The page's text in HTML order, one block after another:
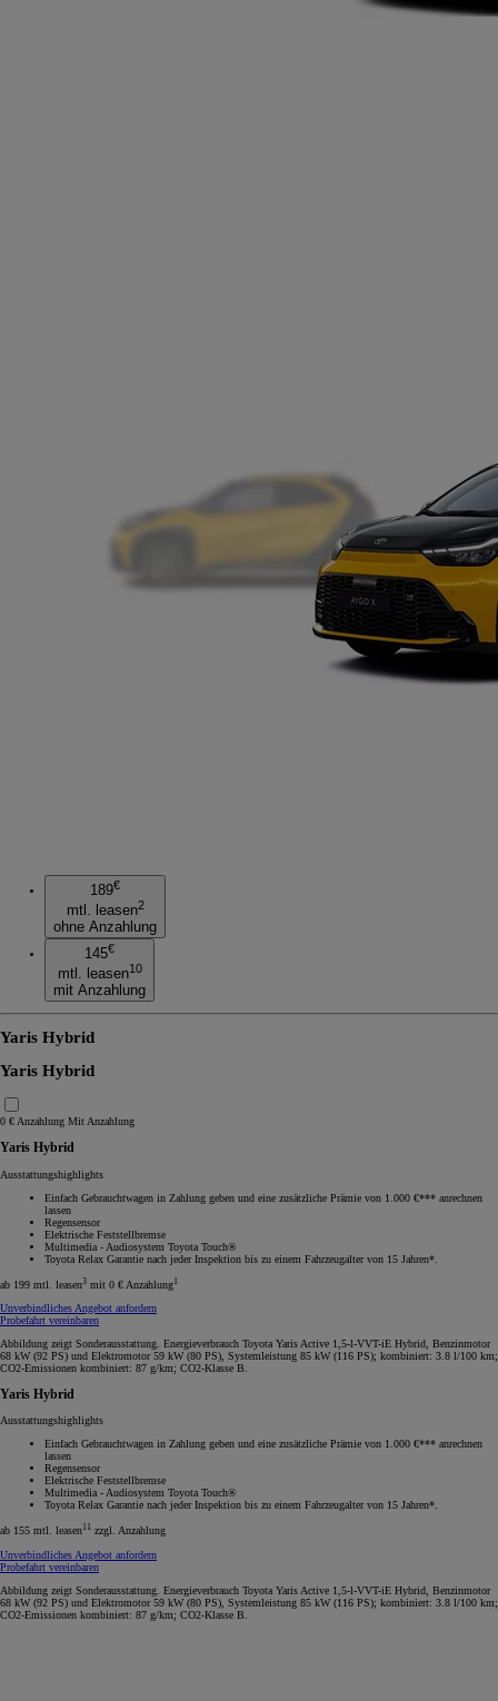
189€
mtl. leasen2
ohne Anzahlung
145€
mtl. leasen10
mit Anzahlung
Yaris Hybrid
Yaris Hybrid
0 € Anzahlung Mit Anzahlung
Yaris Hybrid
Ausstattungshighlights
Einfach Gebrauchtwagen in Zahlung geben und eine zusätzliche Prämie von 1.000 €*** anrechnen
lassen
Regensensor
Elektrische Feststellbremse
Multimedia - Audiosystem Toyota Touch®
Toyota Relax Garantie nach jeder Inspektion bis zu einem Fahrzeugalter von 15 Jahren*.
ab 199 mtl. leasen3 mit 0 € Anzahlung1
Unverbindliches Angebot anfordern
Probefahrt vereinbaren
Abbildung zeigt Sonderausstattung. Energieverbrauch Toyota Yaris Active 1,5-l-VVT-iE Hybrid, Benzinmotor
68 kW (92 PS) und Elektromotor 59 kW (80 PS), Systemleistung 85 kW (116 PS); kombiniert: 3.8 l/100 km;
CO2-Emissionen kombiniert: 87 g/km; CO2-Klasse B.
Yaris Hybrid
Ausstattungshighlights
Einfach Gebrauchtwagen in Zahlung geben und eine zusätzliche Prämie von 1.000 €*** anrechnen
lassen
Regensensor
Elektrische Feststellbremse
Multimedia - Audiosystem Toyota Touch®
Toyota Relax Garantie nach jeder Inspektion bis zu einem Fahrzeugalter von 15 Jahren*.
ab 155 mtl. leasen11 zzgl. Anzahlung
Unverbindliches Angebot anfordern
Probefahrt vereinbaren
Abbildung zeigt Sonderausstattung. Energieverbrauch Toyota Yaris Active 1,5-l-VVT-iE Hybrid, Benzinmotor
68 kW (92 PS) und Elektromotor 59 kW (80 PS), Systemleistung 85 kW (116 PS); kombiniert: 3.8 l/100 km;
CO2-Emissionen kombiniert: 87 g/km; CO2-Klasse B.